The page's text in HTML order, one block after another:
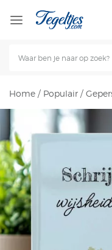
Home / Populair /